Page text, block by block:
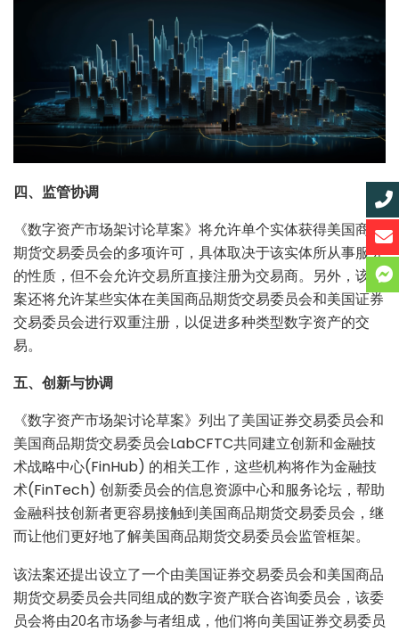
四、监管协调
《数字资产市场架讨论草案》将允许单个实体获得美国商品
期货交易委员会的多项许可，具体取决于该实体所从事服务
的性质，但不会允许交易所直接注册为交易商。另外，该法
案还将允许某些实体在美国商品期货交易委员会和美国证券
交易委员会进行双重注册，以促进多种类型数字资产的交
易。
五、创新与协调
《数字资产市场架讨论草案》列出了美国证券交易委员会和
美国商品期货交易委员会LabCFTC共同建立创新和金融技
术战略中心(FinHub) 的相关工作，这些机构将作为金融技
术(FinTech) 创新委员会的信息资源中心和服务论坛，帮助
金融科技创新者更容易接触到美国商品期货交易委员会，继
而让他们更好地了解美国商品期货交易委员会监管框架。
该法案还提出设立了一个由美国证券交易委员会和美国商品
期货交易委员会共同组成的数字资产联合咨询委员会，该委
员会将由20名市场参与者组成，他们将向美国证券交易委员